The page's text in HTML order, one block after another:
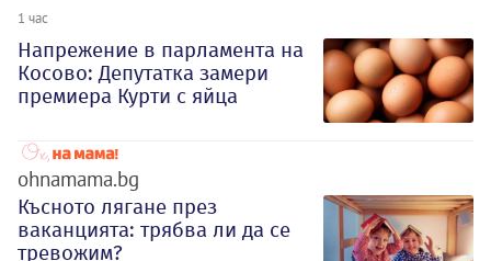
1 час
Напрежение в парламента на
Косово: Депутатка замери
премиера Курти с яйца
ohnamama.bg
Късното лягане през
ваканцията: трябва ли да се
тревожим?